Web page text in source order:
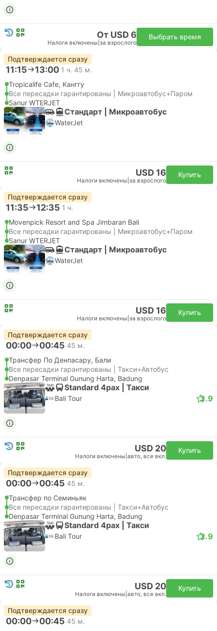
От USD 6
Налоги включены за взрослого
Выбрать время
Подтверждается сразу
11:15 13:00 1 ч. 45 м.
Tropicalife Cafe, Канггу
Все пересадки гарантированы | Микроавтобус+Паром
Sanur WTERJET
Стандарт | Микроавтобус
WaterJet
USD 16
Налоги включены за взрослого
Купить
Подтверждается сразу
11:35 12:35 1 ч.
Movenpick Resort and Spa Jimbaran Bali
Все пересадки гарантированы | Микроавтобус+Паром
Sanur WTERJET
Стандарт | Микроавтобус
WaterJet
USD 16
Налоги включены за взрослого
Купить
Подтверждается сразу
00:00 00:45 45 м.
Трансфер По Денпасару, Бали
Все пересадки гарантированы | Такси+Автобус
Denpasar Terminal Gunung Harta, Badung
Standard 4pax | Такси
Bali Tour 3.9
USD 20
Налоги включены авто, все вкл.
Купить
Подтверждается сразу
00:00 00:45 45 м.
Трансфер по Семиньяк
Все пересадки гарантированы | Такси+Автобус
Denpasar Terminal Gunung Harta, Badung
Standard 4pax | Такси
Bali Tour 3.9
USD 20
Налоги включены авто, все вкл.
Купить
Подтверждается сразу
00:00 00:45 45 м.